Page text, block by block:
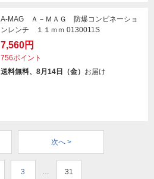
A-MAG Ａ－ＭＡＧ 防爆コンビネーショ
ンレンチ １１ｍｍ 0130011S
7,560円
756ポイント
送料無料、8月14日（金） お届け
次へ >
3 … 31